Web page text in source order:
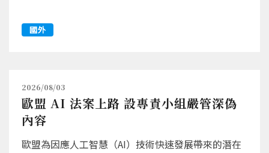
國外
2026/08/03
歐盟 AI 法案上路 設專責小組嚴管深偽
內容
歐盟為因應人工智慧（AI）技術快速發展帶來的潛在